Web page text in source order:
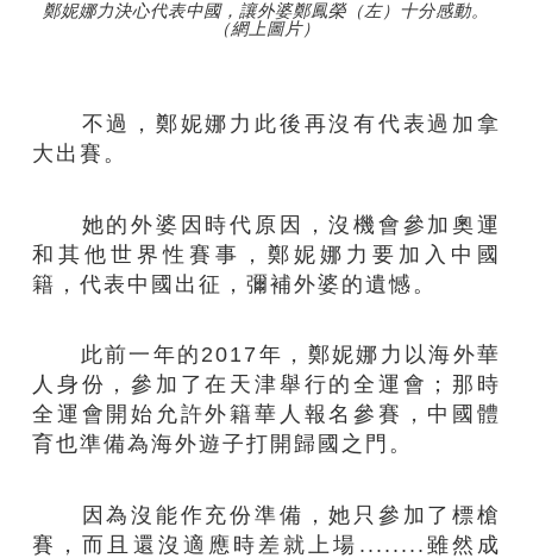
鄭妮娜力決心代表中國，讓外婆鄭鳳榮（左）十分感動。
（網上圖片）
不過，鄭妮娜力此後再沒有代表過加拿
大出賽。
她的外婆因時代原因，沒機會參加奧運
和其他世界性賽事，鄭妮娜力要加入中國
籍，代表中國出征，彌補外婆的遺憾。
此前一年的2017年，鄭妮娜力以海外華
人身份，參加了在天津舉行的全運會；那時
全運會開始允許外籍華人報名參賽，中國體
育也準備為海外遊子打開歸國之門。
因為沒能作充份準備，她只參加了標槍
賽，而且還沒適應時差就上場........雖然成